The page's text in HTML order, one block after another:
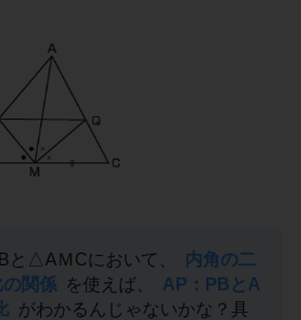
と△AＭCにおいて、
内角の二
関係 を使えば、
AP：PBとA
がわかるんじゃないかな？具